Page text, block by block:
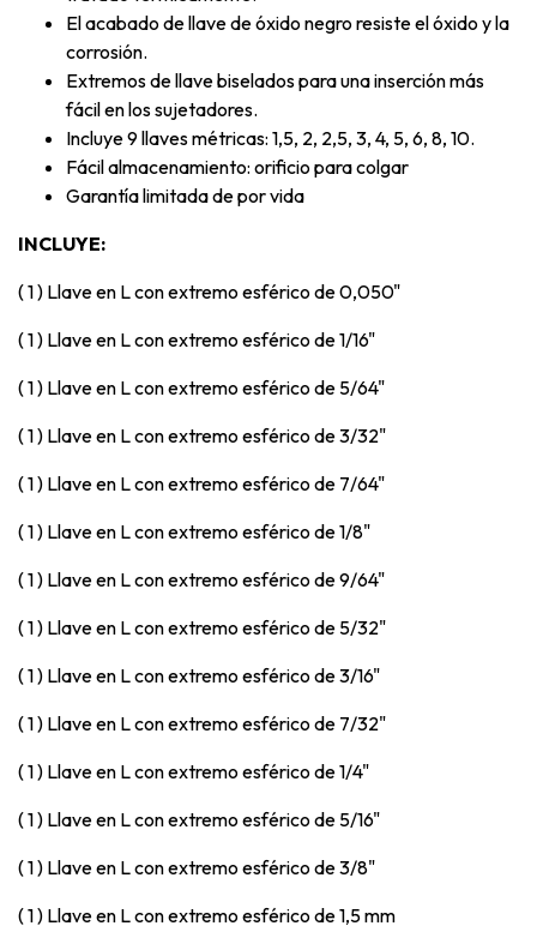
El acabado de llave de óxido negro resiste el óxido y la
corrosión.
Extremos de llave biselados para una inserción más
fácil en los sujetadores.
Incluye 9 llaves métricas: 1,5, 2, 2,5, 3, 4, 5, 6, 8, 10.
Fácil almacenamiento: orificio para colgar
Garantía limitada de por vida
INCLUYE:
( 1 ) Llave en L con extremo esférico de 0,050"
( 1 ) Llave en L con extremo esférico de 1/16"
( 1 ) Llave en L con extremo esférico de 5/64"
( 1 ) Llave en L con extremo esférico de 3/32"
( 1 ) Llave en L con extremo esférico de 7/64"
( 1 ) Llave en L con extremo esférico de 1/8"
( 1 ) Llave en L con extremo esférico de 9/64"
( 1 ) Llave en L con extremo esférico de 5/32"
( 1 ) Llave en L con extremo esférico de 3/16"
( 1 ) Llave en L con extremo esférico de 7/32"
( 1 ) Llave en L con extremo esférico de 1/4"
( 1 ) Llave en L con extremo esférico de 5/16"
( 1 ) Llave en L con extremo esférico de 3/8"
( 1 ) Llave en L con extremo esférico de 1,5 mm